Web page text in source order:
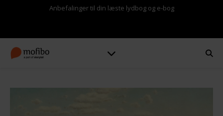
Anbefalinger til din læste lydbog og e-bog